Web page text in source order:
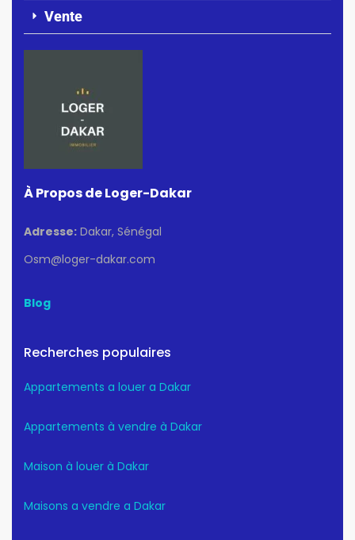
Vente
À Propos de Loger-Dakar
Adresse: Dakar, Sénégal
Osm@loger-dakar.com
Blog
Recherches populaires
Appartements a louer a Dakar
Appartements à vendre à Dakar
Maison à louer à Dakar
Maisons a vendre a Dakar